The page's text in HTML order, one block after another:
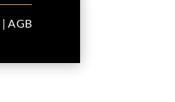
| AGB